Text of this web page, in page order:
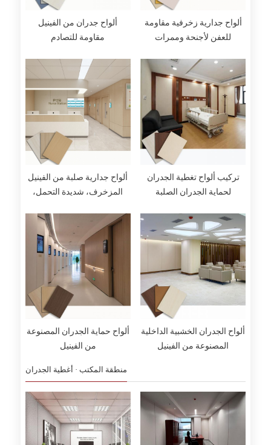
ألواح جدران من الفينيل
مقاومة للتصادم
ألواح جدارية زخرفية مقاومة
للعفن لأجنحة وممرات
ألواح جدارية صلبة من الفينيل
المزخرف، شديدة التحمل،
الجدران، مناسبة للمستشفيات
تركيب ألواح تغطية الجدران
لحماية الجدران الصلبة
ألواح حماية الجدران المصنوعة
من الفينيل
ألواح الجدران الخشبية الداخلية
المصنوعة من الفينيل
منطقة المكتب · أغطية الجدران